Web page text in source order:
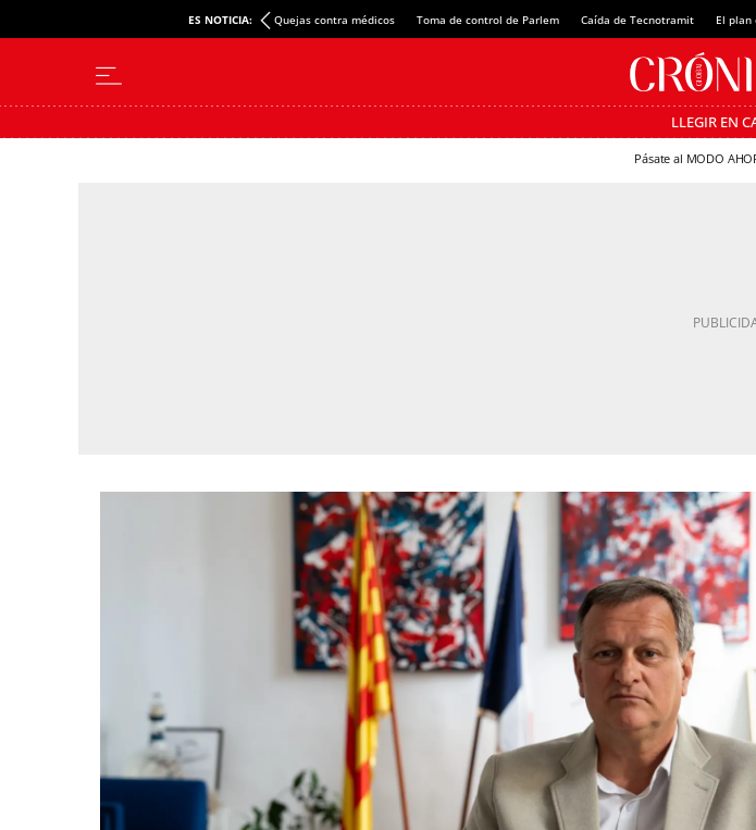
ES NOTICIA: Quejas contra médicos Toma de control de Parlem Caída de Tecnotramit El plan
LLEGIR EN
Pásate al MODO